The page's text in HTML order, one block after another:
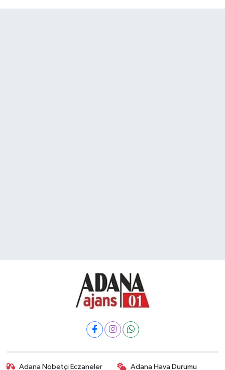
Adana Nöbetçi Eczaneler Adana Hava Durumu